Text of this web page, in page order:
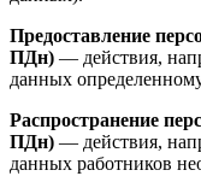
Предоставление
ПДн) — действия,
данных
Распространение
ПДн) — действия,
данных работников